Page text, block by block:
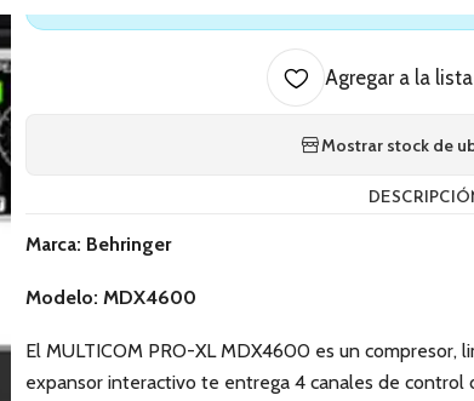
Agregar a la
Mostrar stock de
Marca: Behringer
Modelo: MDX4600
El MULTICOM PRO-XL MDX4600 es un compresor,
expansor interactivo te entrega 4 canales de control